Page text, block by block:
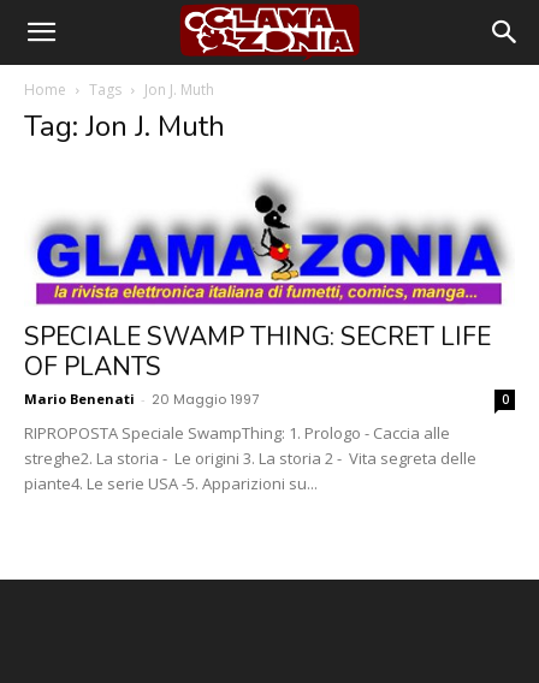
Home Tags Jon J. Muth
Tag: Jon J. Muth
SPECIALE SWAMP THING: SECRET LIFE
OF PLANTS
Mario Benenati - 20 Maggio 1997 0
RIPROPOSTA Speciale SwampThing: 1. Prologo - Caccia alle
streghe2. La storia - Le origini 3. La storia 2 - Vita segreta delle
piante4. Le serie USA -5. Apparizioni su...